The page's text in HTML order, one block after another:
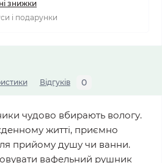
знижки
і подарунки
Відгуків 0
чудово вбирають вологу.
житті, приємно
прийому душу чи ванни.
вафельний рушник